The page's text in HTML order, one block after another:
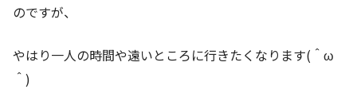
のですが、
やはり一人の時間や遠いところに行きたくなります(＾ω
＾)